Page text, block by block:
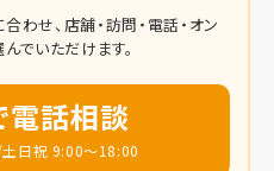
わせ、店舗・訪問・電話・オン
でいただけます。
電話相談
日祝 9:00～18:00